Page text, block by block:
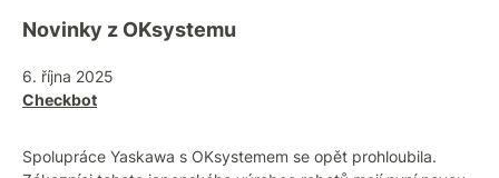
Novinky z OKsystemu
6. října 2025
Checkbot
Spolupráce Yaskawa s OKsystemem se opět prohloubila.